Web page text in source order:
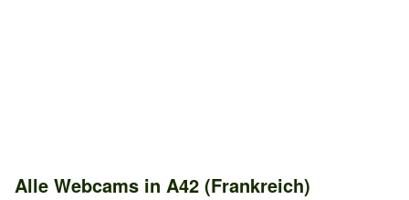
Alle Webcams in A42 (Frankreich)